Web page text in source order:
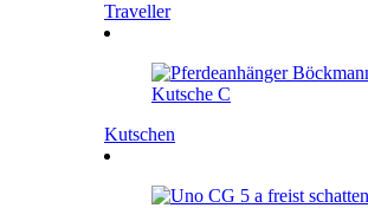
Traveller
Kutschen